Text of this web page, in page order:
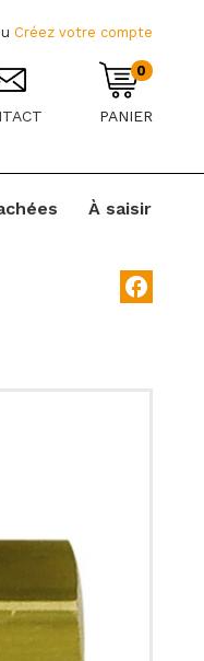
Créez votre compte
0
PANIER
À saisir
facebook